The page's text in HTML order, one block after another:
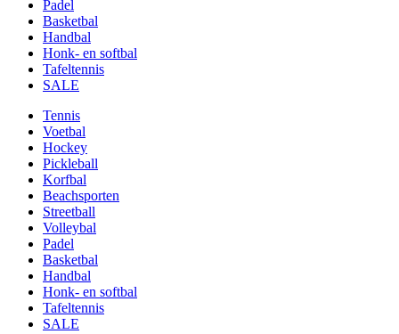
Padel
Basketbal
Handbal
Honk- en softbal
Tafeltennis
SALE
Tennis
Voetbal
Hockey
Pickleball
Korfbal
Beachsporten
Streetball
Volleybal
Padel
Basketbal
Handbal
Honk- en softbal
Tafeltennis
SALE